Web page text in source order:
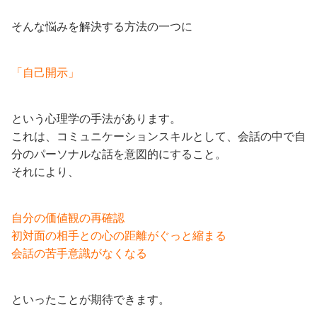
そんな悩みを解決する方法の一つに
「自己開示」
という心理学の手法があります。
これは、コミュニケーションスキルとして、会話の中で自
分のパーソナルな話を意図的にすること。
それにより、
自分の価値観の再確認
初対面の相手との心の距離がぐっと縮まる
会話の苦手意識がなくなる
といったことが期待できます。